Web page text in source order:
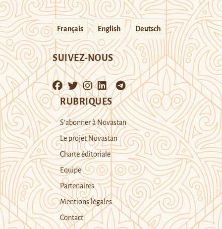
Français English Deutsch
SUIVEZ-NOUS
RUBRIQUES
S’abonner à Novastan
Le projet Novastan
Charte éditoriale
Equipe
Partenaires
Mentions légales
Contact